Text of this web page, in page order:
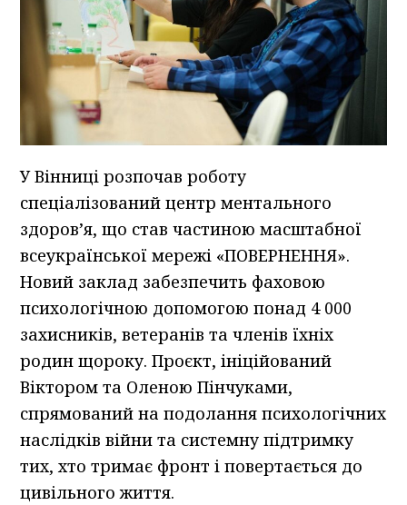
У Вінниці розпочав роботу
спеціалізований центр ментального
здоров’я, що став частиною масштабної
всеукраїнської мережі «ПОВЕРНЕННЯ».
Новий заклад забезпечить фаховою
психологічною допомогою понад 4 000
захисників, ветеранів та членів їхніх
родин щороку. Проєкт, ініційований
Віктором та Оленою Пінчуками,
спрямований на подолання психологічних
наслідків війни та системну підтримку
тих, хто тримає фронт і повертається до
цивільного життя.